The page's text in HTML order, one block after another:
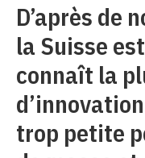
D’après de
la Suisse
connaît la
trop petite